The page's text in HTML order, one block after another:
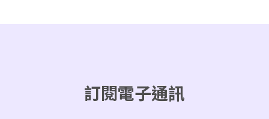
訂閱電子通訊